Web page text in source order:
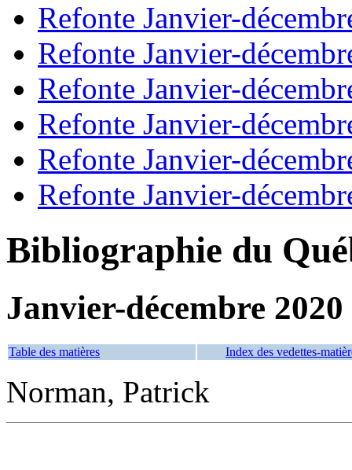
Refonte Janvier-
Refonte Janvier-
Refonte Janvier-
Refonte Janvier-
Refonte Janvier-
Refonte Janvier-
Bibliographie du
Janvier-décembre 2020
Table des matières Index des vedettes-
Norman, Patrick